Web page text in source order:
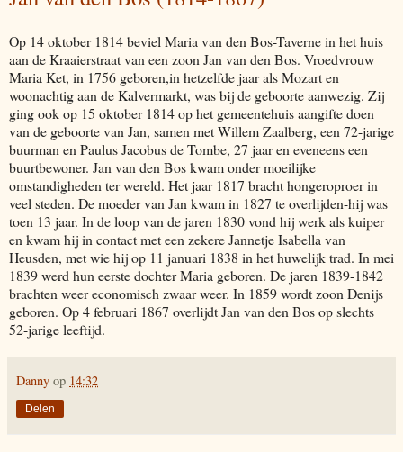
Op 14 oktober 1814 beviel Maria van den Bos-Taverne in het huis
aan de Kraaierstraat van een zoon Jan van den Bos. Vroedvrouw
Maria Ket, in 1756 geboren,in hetzelfde jaar als Mozart en
woonachtig aan de Kalvermarkt, was bij de geboorte aanwezig. Zij
ging ook op 15 oktober 1814 op het gemeentehuis aangifte doen
van de geboorte van Jan, samen met Willem Zaalberg, een 72-jarige
buurman en Paulus Jacobus de Tombe, 27 jaar en eveneens een
buurtbewoner. Jan van den Bos kwam onder moeilijke
omstandigheden ter wereld. Het jaar 1817 bracht hongeroproer in
veel steden. De moeder van Jan kwam in 1827 te overlijden-hij was
toen 13 jaar. In de loop van de jaren 1830 vond hij werk als kuiper
en kwam hij in contact met een zekere Jannetje Isabella van
Heusden, met wie hij op 11 januari 1838 in het huwelijk trad. In mei
1839 werd hun eerste dochter Maria geboren. De jaren 1839-1842
brachten weer economisch zwaar weer. In 1859 wordt zoon Denijs
geboren. Op 4 februari 1867 overlijdt Jan van den Bos op slechts
52-jarige leeftijd.
Danny op 14:32
Delen